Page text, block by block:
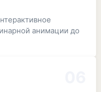
анимации до